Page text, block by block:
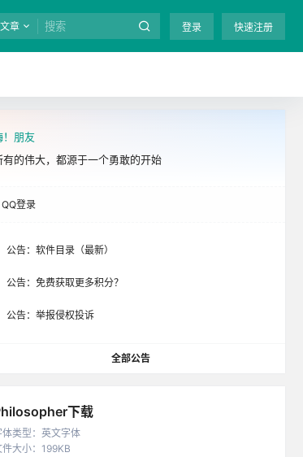
文章 登录 快速注册
立即开通
！朋友
有的伟大，都源于一个勇敢的开始
QQ登录
公告： 软件目录（最新）
公告： 免费获取更多积分？
公告： 举报侵权投诉
全部公告
下载
体类型 ： 英文字体
件大小： 199KB